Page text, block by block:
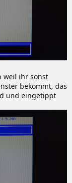
weil ihr sonst
bekommt, das
und eingetippt